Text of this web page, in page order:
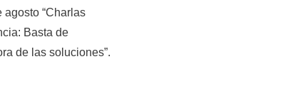
agosto “Charlas
Basta de
de las soluciones”.